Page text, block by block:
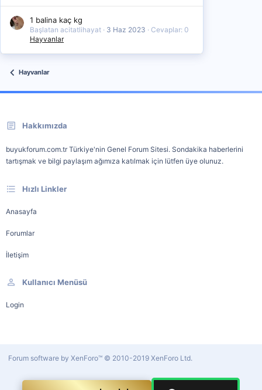
1 balina kaç kg
Başlatan acitatlihayat 3 Haz 2023
Cevaplar: 0
Hayvanlar
Hayvanlar
Hakkımızda
buyukforum.com.tr Türkiye'nin Genel Forum Sitesi. Sondakika haberlerini
tartışmak ve bilgi paylaşım ağımıza katılmak için lütfen üye olunuz.
Hızlı Linkler
Anasayfa
Forumlar
İletişim
Kullanıcı Menüsü
Login
Forum software by XenForo™ © 2010-2019 XenForo Ltd.